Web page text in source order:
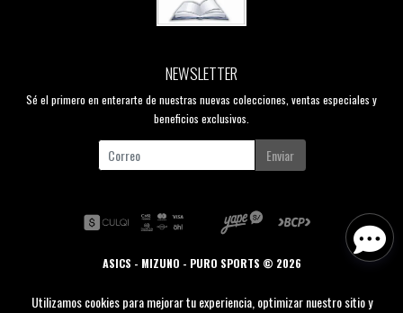
NEWSLETTER
Sé el primero en enterarte de nuestras nuevas colecciones, ventas especiales y
beneficios exclusivos.
Enviar
ASICS - MIZUNO - PURO SPORTS © 2026
Utilizamos cookies para mejorar tu experiencia, optimizar nuestro sitio y